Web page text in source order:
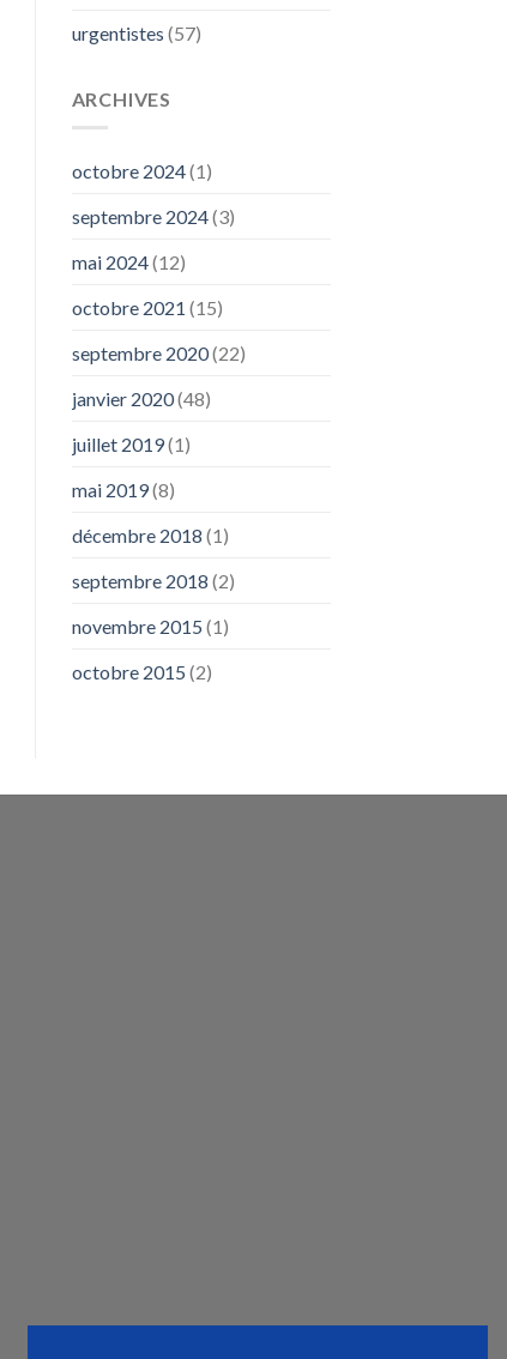
urgentistes (57)
ARCHIVES
octobre 2024(1)
septembre 2024(3)
mai 2024(12)
octobre 2021 (15)
septembre 2020(22)
janvier 2020(48)
juillet 2019(1)
mai 2019(8)
décembre 2018 (1)
septembre 2018 (2)
novembre 2015 (1)
octobre 2015 (2)